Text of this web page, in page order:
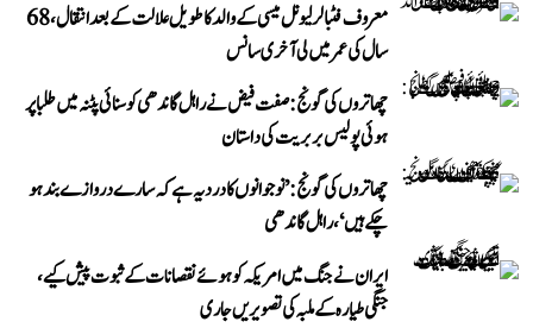
معروف فٹبالر لیونل میسی کے والد کا طویل علالت کے بعد انتقال، 68
سال کی عمر میں لی آخری سانس
چھاتروں کی گونج: صفت فیض نے راہل گاندھی کو سنائی پٹنہ میں طلبا پر
ہوئی پولیس بربریت کی داستان
چھاتروں کی گونج: ’نوجوانوں کا درد یہ ہے کہ سارے دروازے بند ہو
چکے ہیں‘، راہل گاندھی
ایران نے جنگ میں امریکہ کو ہوئے نقصانات کے ثبوت پیش کیے،
جنگی طیارہ کے ملبہ کی تصویریں جاری